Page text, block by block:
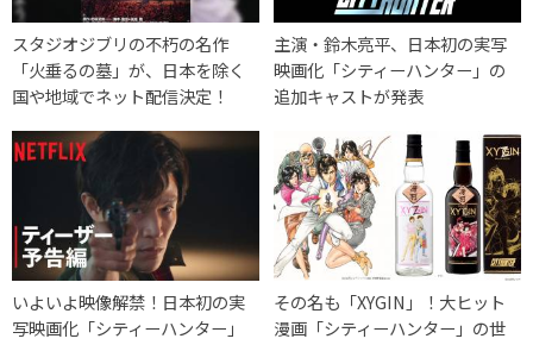
スタジオジブリの不朽の名作
「火垂るの墓」が、日本を除く
国や地域でネット配信決定！
主演・鈴木亮平、日本初の実写
映画化「シティーハンター」の
追加キャストが発表
いよいよ映像解禁！日本初の実
写映画化「シティーハンター」
その名も「XYGIN」！大ヒット
漫画「シティーハンター」の世